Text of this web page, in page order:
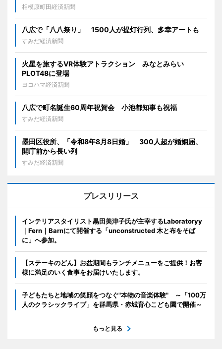
相模原町田経済新聞
八広で「八八祭り」 1500人が提灯行列、多幸アートも
すみだ経済新聞
火星を旅するVR体験アトラクション みなとみらい
PLOT48に登場
ヨコハマ経済新聞
八広で町名誕生60周年祝賀会 小池都知事も祝福
すみだ経済新聞
墨田区役所、「令和8年8月8日婚」 300人超が婚姻届、
開庁前から長い列
すみだ経済新聞
プレスリリース
インテリアスタイリスト黒田美津子氏が主宰するLaboratoryy
｜Fern｜Barnにて開催する「unconstructed 木と布をそば
に」へ参加。
【ステーキのどん】お盆期間もランチメニューをご提供！お客
様に満足のいく食事をお届けいたします。
子どもたちと地域の笑顔をつなぐ"本物の音楽体験" ～「100万
人のクラシックライブ」を群馬県・赤城育心こども園で開催～
もっと見る